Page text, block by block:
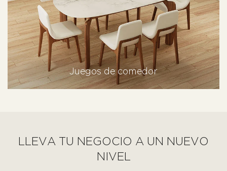
Juegos de comedor
LLEVA TU NEGOCIO A UN NUEVO
NIVEL